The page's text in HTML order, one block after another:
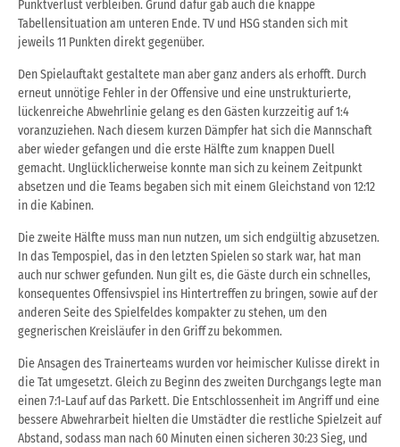
Punktverlust verbleiben. Grund dafür gab auch die knappe
Tabellensituation am unteren Ende. TV und HSG standen sich mit
jeweils 11 Punkten direkt gegenüber.
Den Spielauftakt gestaltete man aber ganz anders als erhofft. Durch
erneut unnötige Fehler in der Offensive und eine unstrukturierte,
lückenreiche Abwehrlinie gelang es den Gästen kurzzeitig auf 1:4
voranzuziehen. Nach diesem kurzen Dämpfer hat sich die Mannschaft
aber wieder gefangen und die erste Hälfte zum knappen Duell
gemacht. Unglücklicherweise konnte man sich zu keinem Zeitpunkt
absetzen und die Teams begaben sich mit einem Gleichstand von 12:12
in die Kabinen.
Die zweite Hälfte muss man nun nutzen, um sich endgültig abzusetzen.
In das Tempospiel, das in den letzten Spielen so stark war, hat man
auch nur schwer gefunden. Nun gilt es, die Gäste durch ein schnelles,
konsequentes Offensivspiel ins Hintertreffen zu bringen, sowie auf der
anderen Seite des Spielfeldes kompakter zu stehen, um den
gegnerischen Kreisläufer in den Griff zu bekommen.
Die Ansagen des Trainerteams wurden vor heimischer Kulisse direkt in
die Tat umgesetzt. Gleich zu Beginn des zweiten Durchgangs legte man
einen 7:1-Lauf auf das Parkett. Die Entschlossenheit im Angriff und eine
bessere Abwehrarbeit hielten die Umstädter die restliche Spielzeit auf
Abstand, sodass man nach 60 Minuten einen sicheren 30:23 Sieg, und